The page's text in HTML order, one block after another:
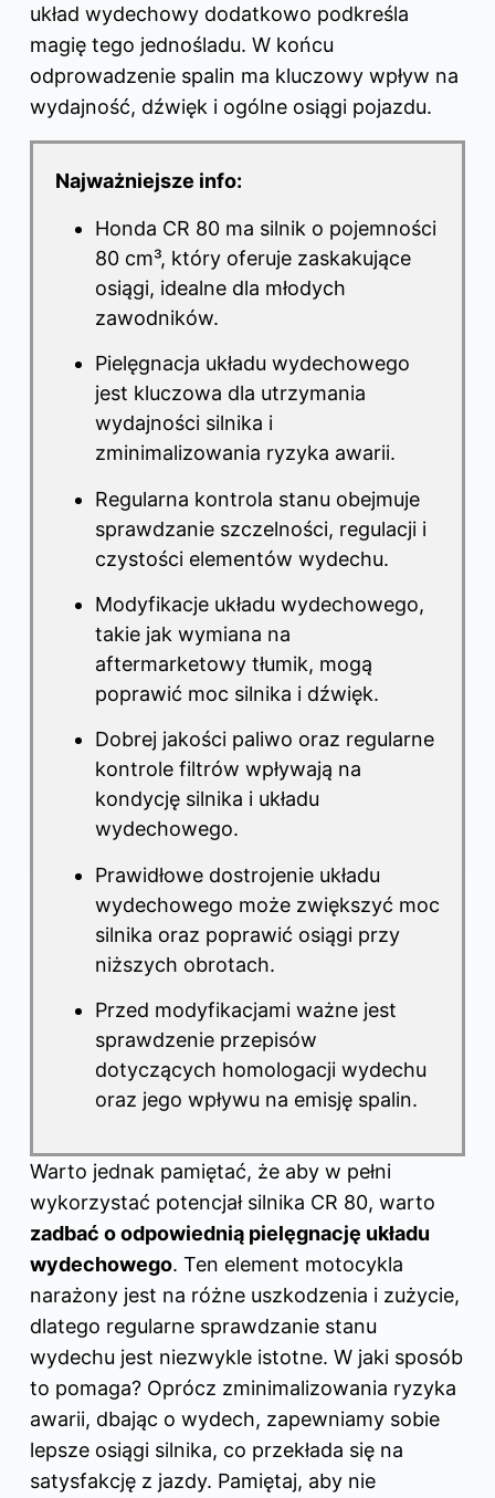
układ wydechowy dodatkowo podkreśla
magię tego jednośladu. W końcu
odprowadzenie spalin ma kluczowy wpływ na
wydajność, dźwięk i ogólne osiągi pojazdu.
Najważniejsze info:
Honda CR 80 ma silnik o pojemności
80 cm³, który oferuje zaskakujące
osiągi, idealne dla młodych
zawodników.
Pielęgnacja układu wydechowego
jest kluczowa dla utrzymania
wydajności silnika i
zminimalizowania ryzyka awarii.
Regularna kontrola stanu obejmuje
sprawdzanie szczelności, regulacji i
czystości elementów wydechu.
Modyfikacje układu wydechowego,
takie jak wymiana na
aftermarketowy tłumik, mogą
poprawić moc silnika i dźwięk.
Dobrej jakości paliwo oraz regularne
kontrole filtrów wpływają na
kondycję silnika i układu
wydechowego.
Prawidłowe dostrojenie układu
wydechowego może zwiększyć moc
silnika oraz poprawić osiągi przy
niższych obrotach.
Przed modyfikacjami ważne jest
sprawdzenie przepisów
dotyczących homologacji wydechu
oraz jego wpływu na emisję spalin.
Warto jednak pamiętać, że aby w pełni
wykorzystać potencjał silnika CR 80, warto
zadbać o odpowiednią pielęgnację układu
wydechowego. Ten element motocykla
narażony jest na różne uszkodzenia i zużycie,
dlatego regularne sprawdzanie stanu
wydechu jest niezwykle istotne. W jaki sposób
to pomaga? Oprócz zminimalizowania ryzyka
awarii, dbając o wydech, zapewniamy sobie
lepsze osiągi silnika, co przekłada się na
satysfakcję z jazdy. Pamiętaj, aby nie